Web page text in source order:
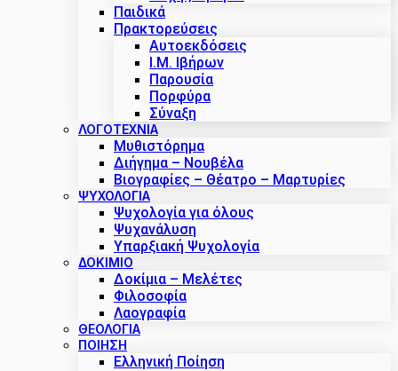
Παιδικά
Πρακτoρεύσεις
Αυτοεκδόσεις
Ι.Μ. Ιβήρων
Παρουσία
Πορφύρα
Σύναξη
ΛΟΓΟΤΕΧΝΙΑ
Μυθιστόρημα
Διήγημα – Νουβέλα
Βιογραφίες – Θέατρο – Μαρτυρίες
ΨΥΧΟΛΟΓΙΑ
Ψυχολογία για όλους
Ψυχανάλυση
Υπαρξιακή Ψυχολογία
ΔΟΚΊΜΙΟ
Δοκίμια – Μελέτες
Φιλοσοφία
Λαογραφία
ΘΕΟΛΟΓΙΑ
ΠΟΙΗΣΗ
Ελληνική Ποίηση